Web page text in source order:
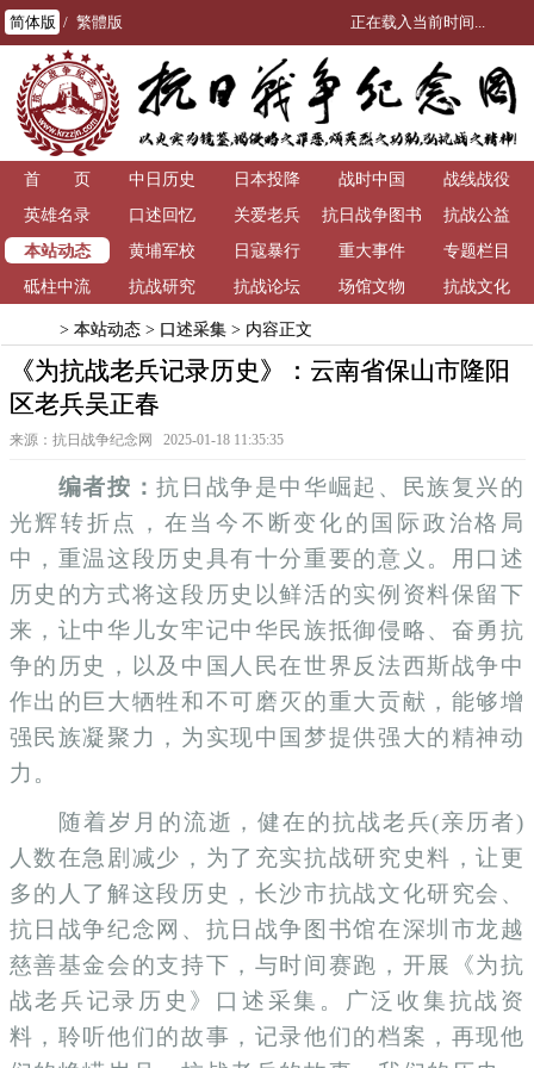
简体版 / 繁體版 正在载入当前时间...
首 页 中日历史 日本投降 战时中国
战线战役
英雄名录
口述回忆 关爱老兵
抗日战争图书
馆
抗战公益
本站动态
黄埔军校 日寇暴行 重大事件
专题栏目
砥柱中流
抗战研究 抗战论坛 场馆文物 抗战文化
> 本站动态> 口述采集> 内容正文
《为抗战老兵记录历史》：云南省保山市隆阳
区老兵吴正春
来源：抗日战争纪念网 2025-01-18 11:35:35
编者按：抗日战争是中华崛起、民族复兴的
光辉转折点，在当今不断变化的国际政治格局
中，重温这段历史具有十分重要的意义。用口述
历史的方式将这段历史以鲜活的实例资料保留下
来，让中华儿女牢记中华民族抵御侵略、奋勇抗
争的历史，以及中国人民在世界反法西斯战争中
作出的巨大牺牲和不可磨灭的重大贡献，能够增
强民族凝聚力，为实现中国梦提供强大的精神动
力。
随着岁月的流逝，健在的抗战老兵(亲历者)
人数在急剧减少，为了充实抗战研究史料，让更
多的人了解这段历史，长沙市抗战文化研究会、
抗日战争纪念网、抗日战争图书馆在深圳市龙越
慈善基金会的支持下，与时间赛跑，开展《为抗
战老兵记录历史》口述采集。广泛收集抗战资
料，聆听他们的故事，记录他们的档案，再现他